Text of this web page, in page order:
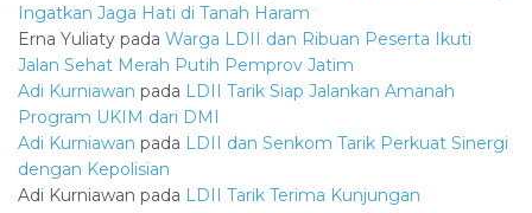
Ingatkan Jaga Hati di Tanah Haram
Erna Yuliaty pada Warga LDII dan Ribuan Peserta Ikuti
Jalan Sehat Merah Putih Pemprov Jatim
Adi Kurniawan pada LDII Tarik Siap Jalankan Amanah
Program UKIM dari DMI
Adi Kurniawan pada LDII dan Senkom Tarik Perkuat Sinergi
dengan Kepolisian
Adi Kurniawan pada LDII Tarik Terima Kunjungan